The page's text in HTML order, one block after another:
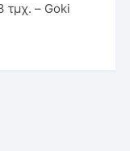
Παζλ – Φιλίες των ζώων, σετ 3 τμχ. – Goki